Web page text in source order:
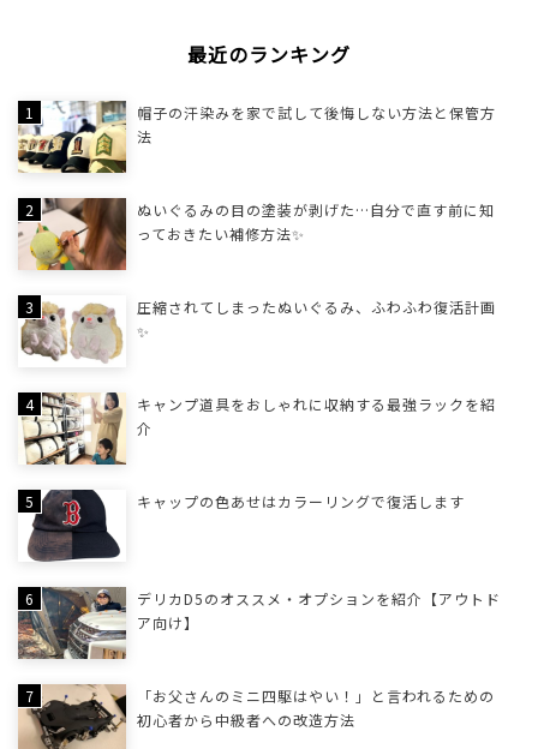
最近のランキング
帽子の汗染みを家で試して後悔しない方法と保管方
法
ぬいぐるみの目の塗装が剥げた…自分で直す前に知
っておきたい補修方法✨
圧縮されてしまったぬいぐるみ、ふわふわ復活計画
✨
キャンプ道具をおしゃれに収納する最強ラックを紹
介
キャップの色あせはカラーリングで復活します
デリカD5のオススメ・オプションを紹介【アウトド
ア向け】
「お父さんのミニ四駆はやい！」と言われるための
初心者から中級者への改造方法